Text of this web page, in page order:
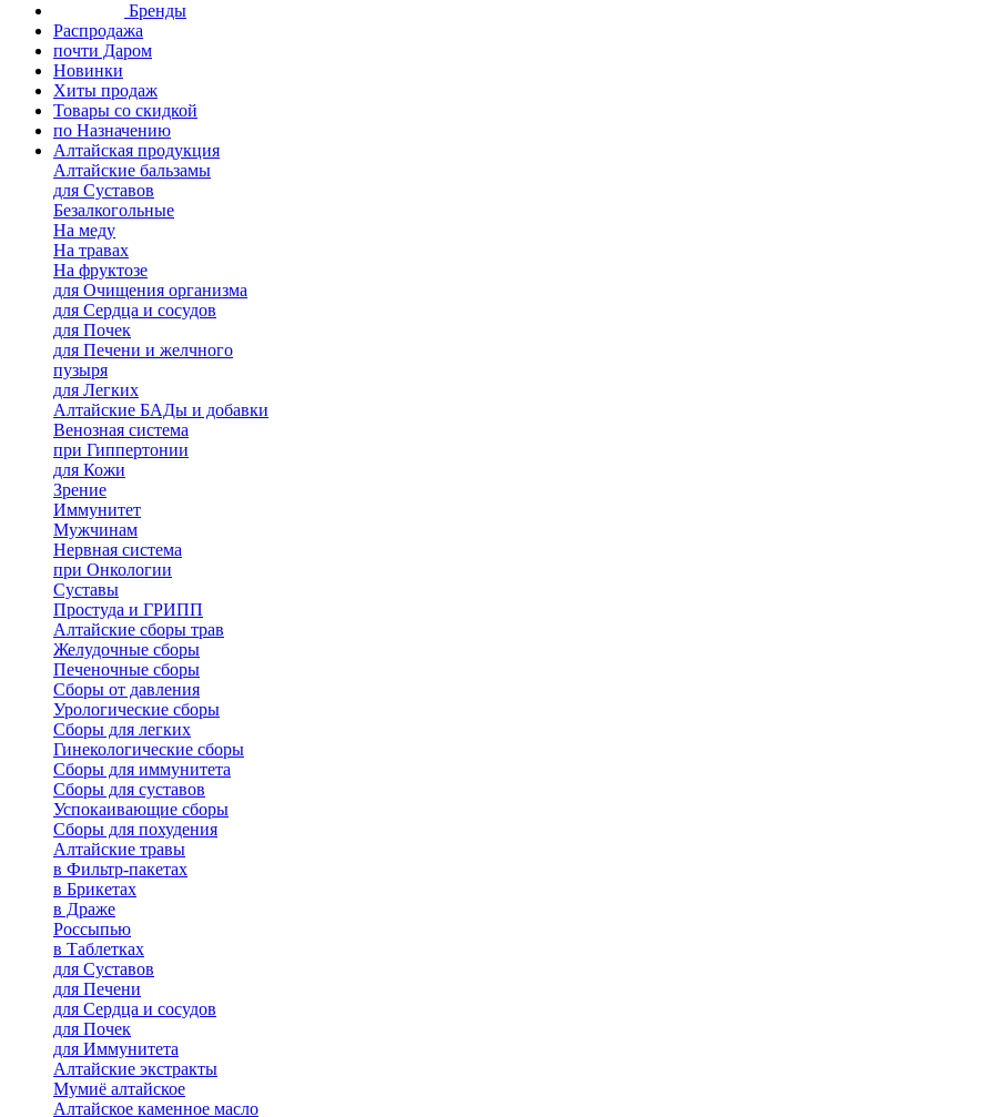
Бренды
Распродажа
почти Даром
Новинки
Хиты продаж
Товары со скидкой
по Назначению
Алтайская продукция
Алтайские бальзамы
для Суставов
Безалкогольные
На меду
На травах
На фруктозе
для Очищения организма
для Сердца и сосудов
для Почек
для Печени и желчного
пузыря
для Легких
Алтайские БАДы и добавки
Венозная система
при Гиппертонии
для Кожи
Зрение
Иммунитет
Мужчинам
Нервная система
при Онкологии
Суставы
Простуда и ГРИПП
Алтайские сборы трав
Желудочные сборы
Печеночные сборы
Сборы от давления
Урологические сборы
Сборы для легких
Гинекологические сборы
Сборы для иммунитета
Сборы для суставов
Успокаивающие сборы
Сборы для похудения
Алтайские травы
в Фильтр-пакетах
в Брикетах
в Драже
Россыпью
в Таблетках
для Cуставов
для Печени
для Сердца и сосудов
для Почек
для Иммунитета
Алтайские экстракты
Мумиё алтайское
Алтайское каменное масло